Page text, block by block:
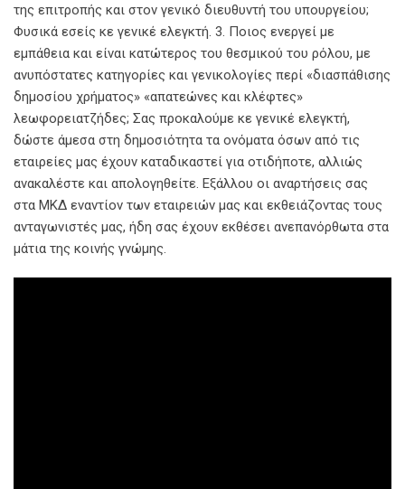
της επιτροπής και στον γενικό διευθυντή του υπουργείου;
Φυσικά εσείς κε γενικέ ελεγκτή. 3. Ποιος ενεργεί με
εμπάθεια και είναι κατώτερος του θεσμικού του ρόλου, με
ανυπόστατες κατηγορίες και γενικολογίες περί «διασπάθισης
δημοσίου χρήματος» «απατεώνες και κλέφτες»
λεωφορειατζήδες; Σας προκαλούμε κε γενικέ ελεγκτή,
δώστε άμεσα στη δημοσιότητα τα ονόματα όσων από τις
εταιρείες μας έχουν καταδικαστεί για οτιδήποτε, αλλιώς
ανακαλέστε και απολογηθείτε. Εξάλλου οι αναρτήσεις σας
στα ΜΚΔ εναντίον των εταιρειών μας και εκθειάζοντας τους
ανταγωνιστές μας, ήδη σας έχουν εκθέσει ανεπανόρθωτα στα
μάτια της κοινής γνώμης.